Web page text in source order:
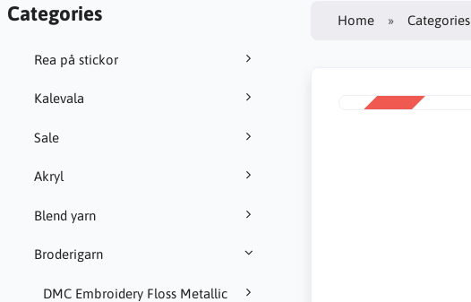
Categories
Rea på stickor
Kalevala
Sale
Akryl
Blend yarn
Broderigarn
DMC Embroidery Floss Metallic
Home Categories